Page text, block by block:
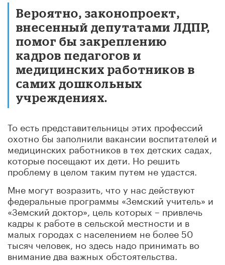
Вероятно, законопроект,
внесенный депутатами ЛДПР,
помог бы закреплению
кадров педагогов и
медицинских работников в
самих дошкольных
учреждениях.
То есть представительницы этих профессий
охотно бы заполнили вакансии воспитателей и
медицинских работников в тех детских садах,
которые посещают их дети. Но решить
проблему в целом таким путем не удастся.
Мне могут возразить, что у нас действуют
федеральные программы «Земский учитель» и
«Земский доктор», цель которых – привлечь
кадры к работе в сельской местности и в
малых городах с населением не более 50
тысяч человек, но здесь надо принимать во
внимание два важных обстоятельства.